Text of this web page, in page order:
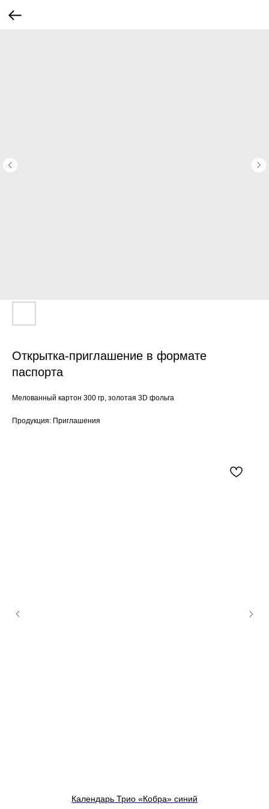
Открытка-приглашение в формате
паспорта
Мелованный картон 300 гр, золотая 3D фольга
Продукция: Приглашения
Календарь Трио «Кобра» синий